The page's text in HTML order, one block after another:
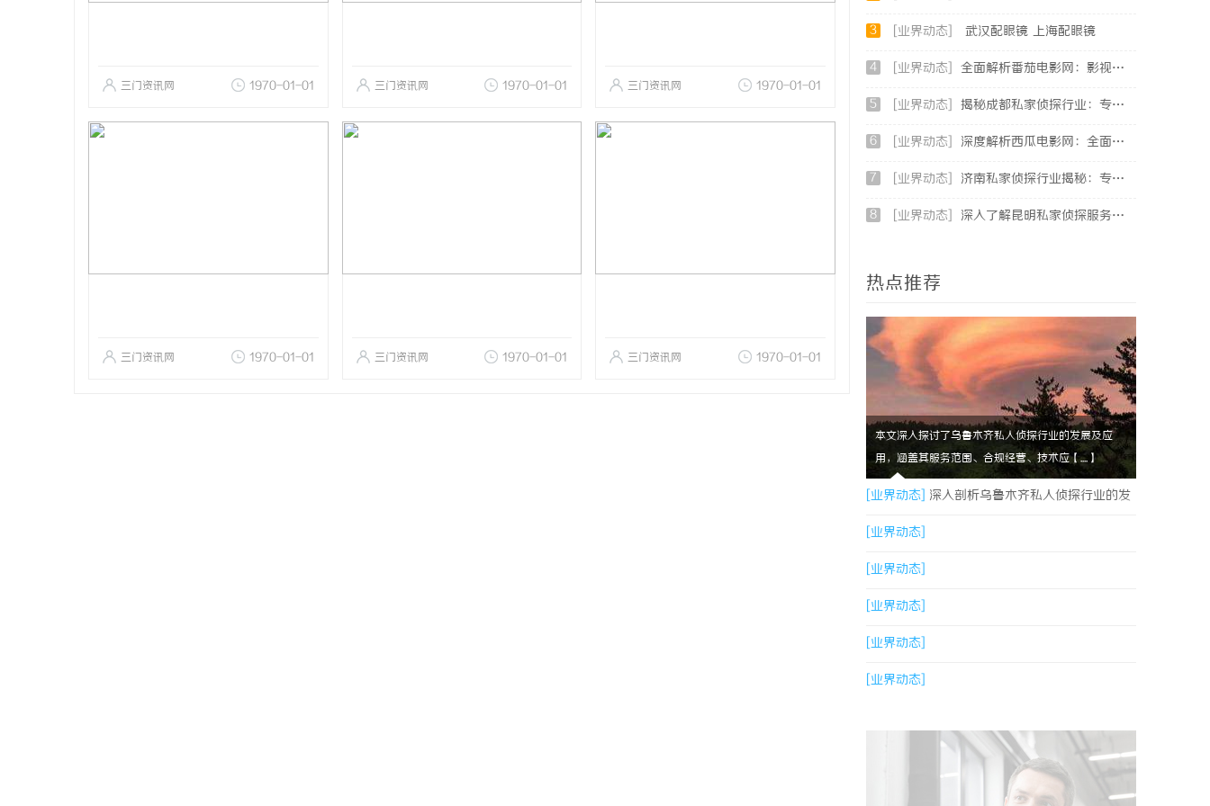
三门资讯网 1970-01-01 三门资讯网 1970-01-01 三门资讯网 1970-01-01
三门资讯网 1970-01-01 三门资讯网 1970-01-01 三门资讯网 1970-01-01
3 [业界动态] 武汉配眼镜 上海配眼镜
4 [业界动态] 全面解析番茄电影网：影视爱好者的最佳资源站
5 [业界动态] 揭秘成都私家侦探行业：专业服务助力城市安宁
6 [业界动态] 深度解析西瓜电影网：全面体验影视娱乐新天地
7 [业界动态] 济南私家侦探行业揭秘：专业服务与案件解析全方位指南
8 [业界动态] 深入了解昆明私家侦探服务的重要性与选择指南
热点推荐
本文深入探讨了乌鲁木齐私人侦探行业的发展及应
用，涵盖其服务范围、合规经营、技术应【....】
[业界动态] 深入剖析乌鲁木齐私人侦探行业的发
展与应用现状
[业界动态]
[业界动态]
[业界动态]
[业界动态]
[业界动态]